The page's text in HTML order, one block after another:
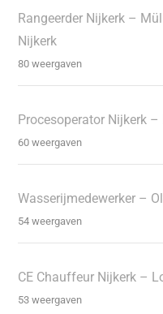
Rangeerder Nijkerk –
Nijkerk
80 weergaven
Procesoperator Nijkerk
60 weergaven
Wasserijmedewerker –
54 weergaven
CE Chauffeur Nijkerk –
53 weergaven